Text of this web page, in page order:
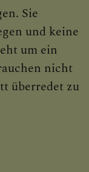
Sie
und keine
um ein
nicht
überredet zu